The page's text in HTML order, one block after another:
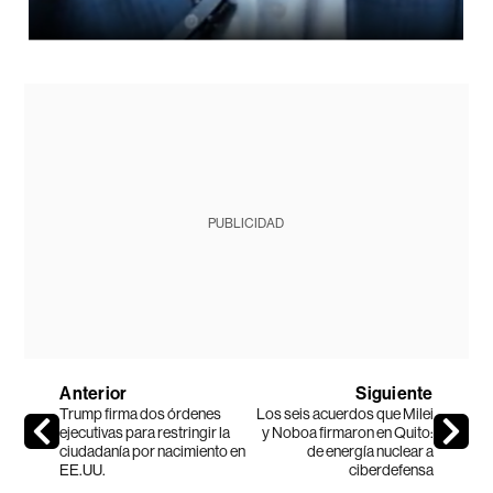
PUBLICIDAD
Anterior
Trump firma dos órdenes
ejecutivas para restringir la
ciudadanía por nacimiento en
EE.UU.
Siguiente
Los seis acuerdos que Milei
y Noboa firmaron en Quito:
de energía nuclear a
ciberdefensa